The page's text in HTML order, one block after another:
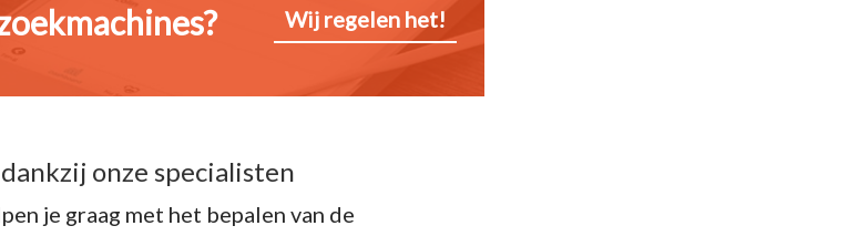
Wij regelen het!
onze specialisten
je graag met het bepalen van de